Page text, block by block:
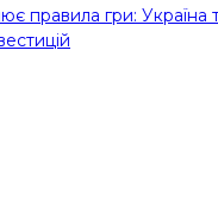
та інших